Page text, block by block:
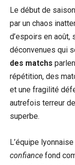
Le début de
par un chaos
d’espoirs en août,
déconvenues qui
des matchs
répétition, des
et une fragilité
autrefois terreur
superbe.
L’équipe
confiance fond